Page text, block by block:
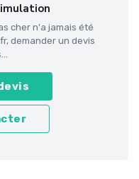
cher n'a jamais été
demander un devis